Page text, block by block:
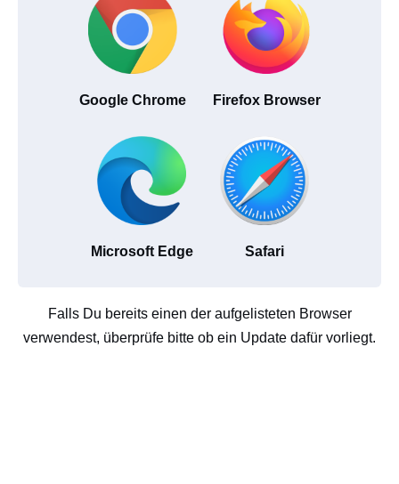
Google Chrome Firefox Browser
Microsoft Edge Safari
Falls Du bereits einen der aufgelisteten Browser
verwendest, überprüfe bitte ob ein Update dafür vorliegt.